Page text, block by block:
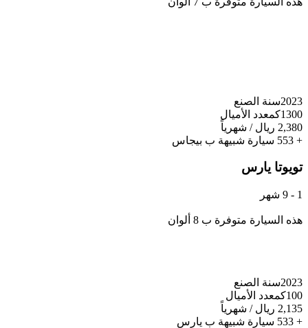
2023سنة الصنع
1300كم
عدد الأميال
2,380 ريال / شهرياً
+ 553 سيارة شبيهة ب بيجاس
تويوتا يارس
1 - 9 شهر
هذه السيارة متوفرة ب 8 ألوان
2023سنة الصنع
100كم
عدد الأميال
2,135 ريال / شهرياً
+ 533 سيارة شبيهة ب يارس